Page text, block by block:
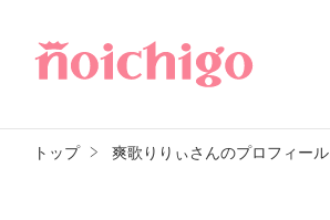
トップ 爽歌りりぃさんのプロフィール